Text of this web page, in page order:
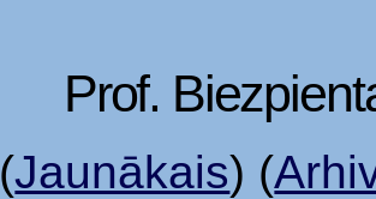
Prof.
(Jaunākais) (